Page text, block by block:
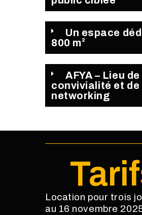
Un espace
800 m²
AFYA – Lieu de
convivialité et de
networking
Location pour trois
au 16 novembre